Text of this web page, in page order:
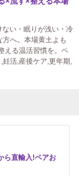
い・眠りが浅い・冷
へ。本場黄土よも
える温活習慣を。ペ
活,産後ケア,更年期,
ら直輸入!ペアお